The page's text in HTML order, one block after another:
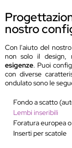
nostro
Con l'aiuto del
non solo il design,
esigenze. Puoi
con diverse
ondulato sono le
Fondo a scatto
Lembi inseribili
Foratura europea
Inserti per scatole